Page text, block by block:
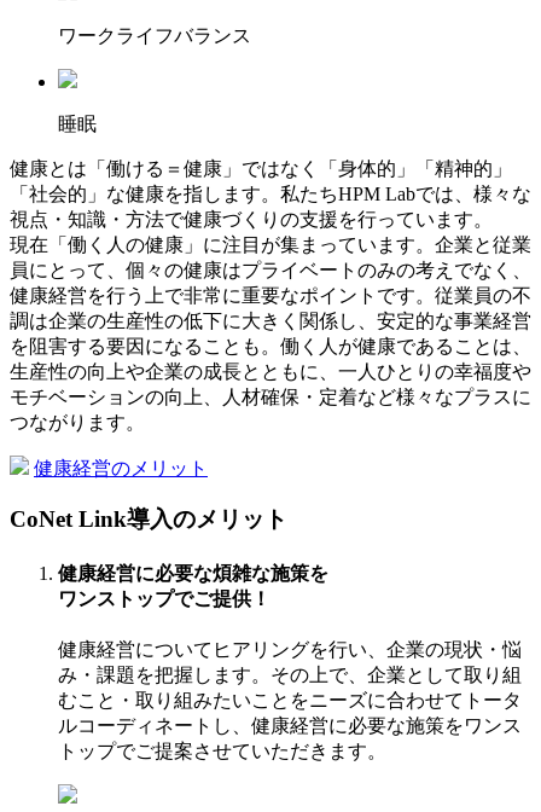
ワークライフバランス
睡眠
健康とは「働ける＝健康」ではなく「身体的」「精神的」
「社会的」な健康を指します。私たちHPM Labでは、様々な
視点・知識・方法で健康づくりの支援を行っています。
現在「働く人の健康」に注目が集まっています。企業と従業
員にとって、個々の健康はプライベートのみの考えでなく、
健康経営を行う上で非常に重要なポイントです。従業員の不
調は企業の生産性の低下に大きく関係し、安定的な事業経営
を阻害する要因になることも。働く人が健康であることは、
生産性の向上や企業の成長とともに、一人ひとりの幸福度や
モチベーションの向上、人材確保・定着など様々なプラスに
つながります。
健康経営のメリット
CoNet Link導入のメリット
健康経営に必要な煩雑な施策を
ワンストップでご提供！
健康経営についてヒアリングを行い、企業の現状・悩
み・課題を把握します。その上で、企業として取り組
むこと・取り組みたいことをニーズに合わせてトータ
ルコーディネートし、健康経営に必要な施策をワンス
トップでご提案させていただきます。